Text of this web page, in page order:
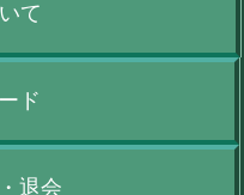
て
ド
退会